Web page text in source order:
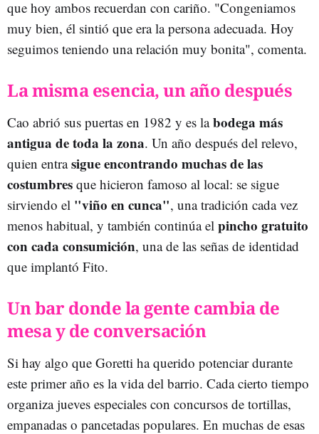
que hoy ambos recuerdan con cariño. "Congeniamos
muy bien, él sintió que era la persona adecuada. Hoy
seguimos teniendo una relación muy bonita", comenta.
La misma esencia, un año después
Cao abrió sus puertas en 1982 y es labodega más
antigua de toda la zona. Un año después del relevo,
quien entrasigue encontrando muchas de las
costumbres que hicieron famoso al local: se sigue
sirviendo el "viño en cunca", una tradición cada vez
menos habitual, y también continúa el pincho gratuito
con cada consumición, una de las señas de identidad
que implantó Fito.
Un bar donde la gente cambia de
mesa y de conversación
Si hay algo que Goretti ha querido potenciar durante
este primer año es la vida del barrio. Cada cierto tiempo
organiza jueves especiales con concursos de tortillas,
empanadas o pancetadas populares. En muchas de esas